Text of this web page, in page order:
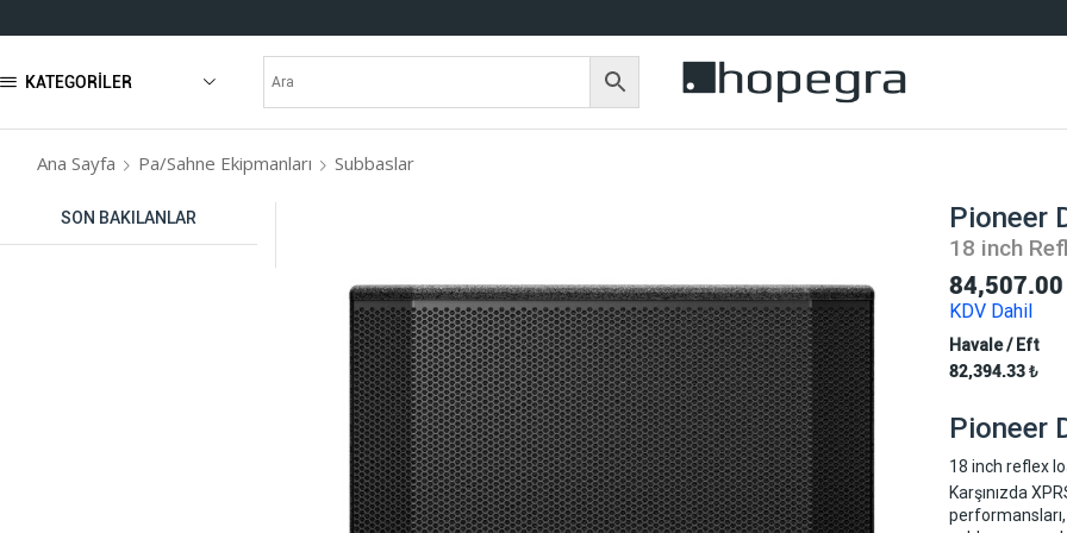
KATEGORILER
Ana Sayfa Pa/Sahne Ekipmanları Subbaslar
Pioneer
18 inch
KDV Dahil
Havale / Eft
82,394.33₺
Pioneer
18 inch reflex
Karşınızda
SON BAKILANLAR